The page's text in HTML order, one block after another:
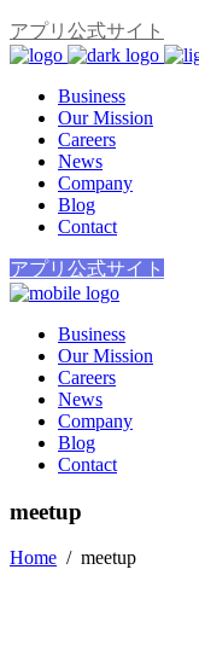
アプリ公式サイト
Business
Our Mission
Careers
News
Company
Blog
Contact
アプリ公式サイト
Business
Our Mission
Careers
News
Company
Blog
Contact
meetup
Home / meetup